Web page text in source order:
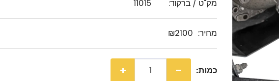
מק"ט / ברקוד:
מחיר: ₪2100
כמות: